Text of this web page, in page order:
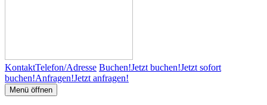
KontaktTelefon/Adresse Buchen!Jetzt buchen!Jetzt sofort
buchen!Anfragen!Jetzt anfragen!
Menü öffnen